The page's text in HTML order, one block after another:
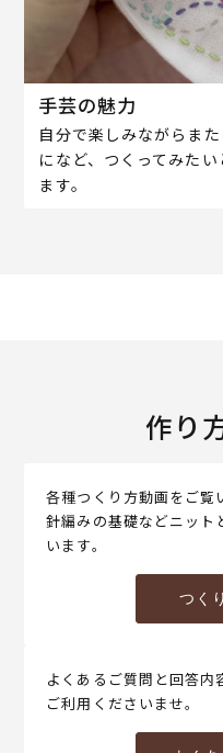
手芸の魅力
自分で楽しみながらま
になど、つくってみた
ます。
作り
各種つくり方動画をご覧
針編みの基礎などニット
います。
つく
よくあるご質問と回答内
ご利用くださいませ。